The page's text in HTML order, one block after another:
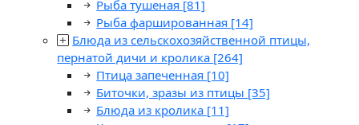
Рыба тушеная [81]
Рыба фаршированная [14]
Блюда из сельскохозяйственной птицы,
пернатой дичи и кролика [264]
Птица запеченная [10]
Биточки, зразы из птицы [35]
Блюда из кролика [11]